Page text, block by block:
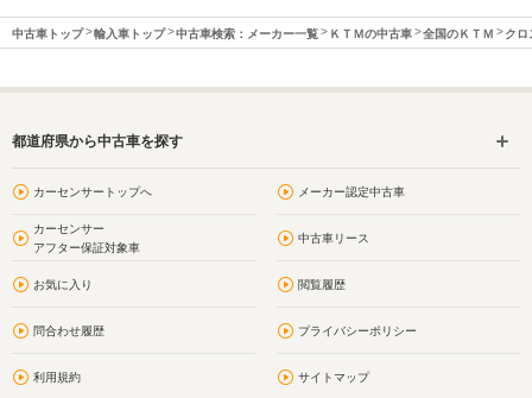
中古車トップ 輸入車トップ 中古車検索：メーカー一覧 ＫＴＭの中古車 全国のＫＴＭ クロ
都道府県から中古車を探す
カーセンサートップへ メーカー認定中古車
カーセンサー
アフター保証対象車
中古車リース
お気に入り 閲覧履歴
問合わせ履歴 プライバシーポリシー
利用規約 サイトマップ